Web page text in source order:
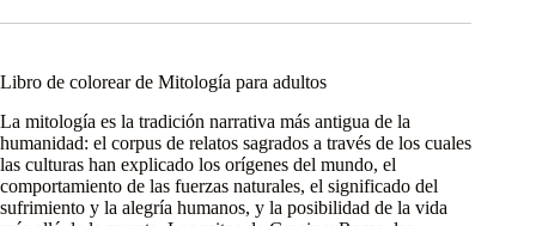
Libro de colorear de Mitología para adultos
La mitología es la tradición narrativa más antigua de la
humanidad: el corpus de relatos sagrados a través de los cuales
las culturas han explicado los orígenes del mundo, el
comportamiento de las fuerzas naturales, el significado del
sufrimiento y la alegría humanos, y la posibilidad de la vida